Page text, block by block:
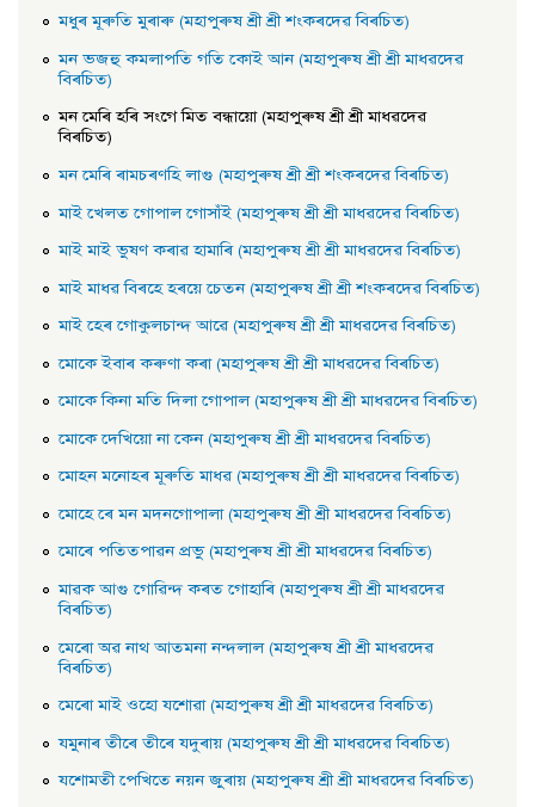
মধুৰ মূৰুতি মুৰাৰু (মহাপুৰুষ শ্ৰী শ্ৰী শংকৰদেৱ বিৰচিত)
মন ভজহু কমলাপতি গতি কোই আন (মহাপুৰুষ শ্ৰী শ্ৰী মাধৱদেৱ
বিৰচিত)
মন মেৰি হৰি সংগে মিত বন্ধায়াে (মহাপুৰুষ শ্ৰী শ্ৰী মাধৱদেৱ
বিৰচিত)
মন মেৰি ৰামচৰণহি লাগু (মহাপুৰুষ শ্ৰী শ্ৰী শংকৰদেৱ বিৰচিত)
মাই খেলত গােপাল গােসাঁই (মহাপুৰুষ শ্ৰী শ্ৰী মাধৱদেৱ বিৰচিত)
মাই মাই ভুষণ কৰাৱ হামাৰি (মহাপুৰুষ শ্ৰী শ্ৰী মাধৱদেৱ বিৰচিত)
মাই মাধৱ বিৰহে হৰয়ে চেতন (মহাপুৰুষ শ্ৰী শ্ৰী শংকৰদেৱ বিৰচিত)
মাই হেৰ গােকুলচান্দ আৱে (মহাপুৰুষ শ্ৰী শ্ৰী মাধৱদেৱ বিৰচিত)
মােকে ইবাৰ কৰুণা কৰা (মহাপুৰুষ শ্ৰী শ্ৰী মাধৱদেৱ বিৰচিত)
মােকে কিনা মতি দিলা গােপাল (মহাপুৰুষ শ্ৰী শ্ৰী মাধৱদেৱ বিৰচিত)
মােকে দেখিয়াে না কেন (মহাপুৰুষ শ্ৰী শ্ৰী মাধৱদেৱ বিৰচিত)
মােহন মনােহৰ মূৰুতি মাধৱ (মহাপুৰুষ শ্ৰী শ্ৰী মাধৱদেৱ বিৰচিত)
মােহে ৰে মন মদনগােপালা (মহাপুৰুষ শ্ৰী শ্ৰী মাধৱদেৱ বিৰচিত)
মােৰে পতিতপাৱন প্রভু (মহাপুৰুষ শ্ৰী শ্ৰী মাধৱদেৱ বিৰচিত)
মাৱক আগু গােৱিন্দ কৰত গােহাৰি (মহাপুৰুষ শ্ৰী শ্ৰী মাধৱদেৱ
বিৰচিত)
মেৰাে অৱ নাথ আতমনা নন্দলাল (মহাপুৰুষ শ্ৰী শ্ৰী মাধৱদেৱ
বিৰচিত)
মেৰাে মাই ওহাে যশােৱা (মহাপুৰুষ শ্ৰী শ্ৰী মাধৱদেৱ বিৰচিত)
যমুনাৰ তীৰে তীৰে যদুৰায় (মহাপুৰুষ শ্ৰী শ্ৰী মাধৱদেৱ বিৰচিত)
যশােমতী পেখিতে নয়ন জুৰায় (মহাপুৰুষ শ্ৰী শ্ৰী মাধৱদেৱ বিৰচিত)